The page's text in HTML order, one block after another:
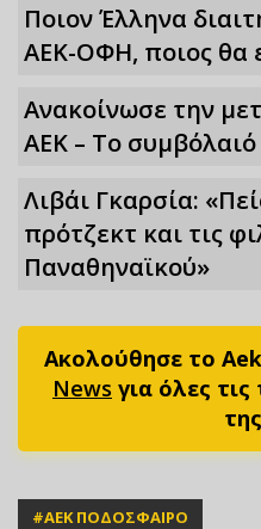
Ποιον Έλληνα
ΑΕΚ-ΟΦΗ, ποιος θα
Ανακοίνωσε την
ΑΕΚ – Το συμβόλαιό
Λιβάι Γκαρσία:
πρότζεκτ και τις
Παναθηναϊκού»
Ακολούθησε το
News για όλες τις
#ΑΕΚ ΠΟΔΟΣΦΑΙΡΟ